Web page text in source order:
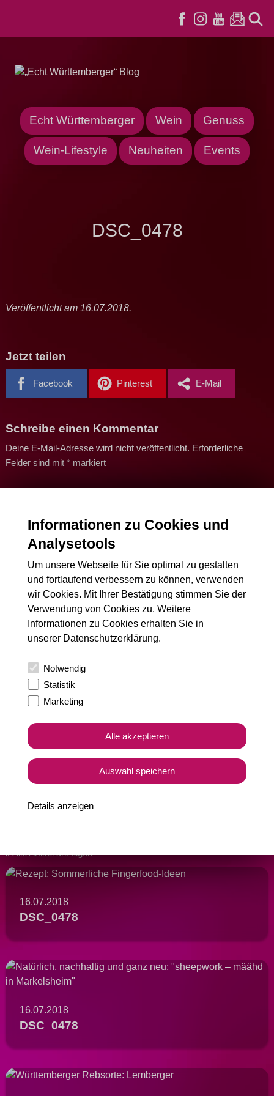
Echt Württemberger Wein Genuss
Wein-Lifestyle Neuheiten Events
DSC_0478
Veröffentlicht am 16.07.2018.
Jetzt teilen
Facebook Pinterest E-Mail
Schreibe einen Kommentar
Deine E-Mail-Adresse wird nicht veröffentlicht. Erforderliche
Felder sind mit* markiert
E-Mail-Adresse*
Kommentar*
Ja, ich habe die Datenschutzbedingungengelesen und stimme
Alle Artikel anzeigen
16.07.2018
DSC_0478
16.07.2018
DSC_0478
Informationen zu Cookies und
Analysetools
Um unsere Webseite für Sie optimal zu gestalten
und fortlaufend verbessern zu können, verwenden
wir Cookies. Mit Ihrer Bestätigung stimmen Sie der
Verwendung von Cookies zu. Weitere
Informationen zu Cookies erhalten Sie in
unserer Datenschutzerklärung.
Notwendig
Statistik
Marketing
Details anzeigen
Auswahl speichern
Alle akzeptieren